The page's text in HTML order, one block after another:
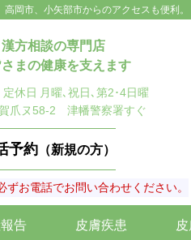
岡市、小矢部市からのアクセスも便利。
方相談の専門店
まの健康を支えます
定休日 月曜､祝日､第2･4日曜
爪ヌ58-2 津幡警察署すぐ
予約 （新規の方）
お電話でお問い合わせください。
告 皮膚疾患